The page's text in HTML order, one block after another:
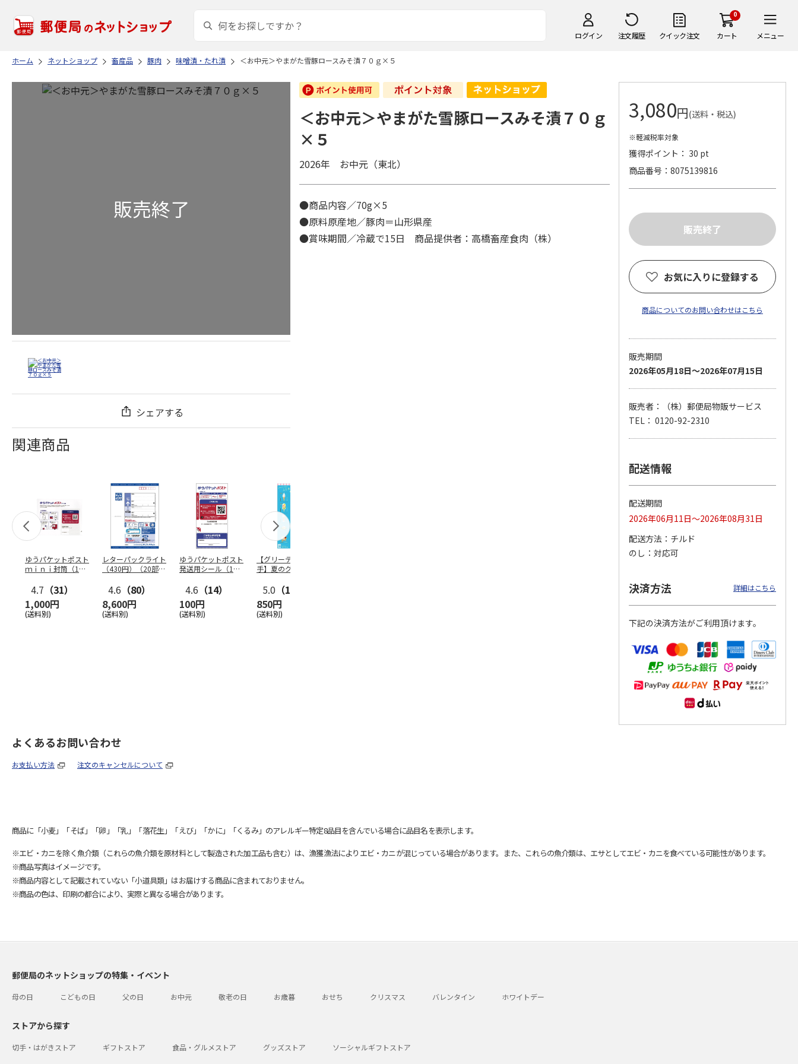
ログイン 注文履歴 クイック注文
0
カート メニュー
ホーム ネットショップ 畜産品 豚肉 味噌漬・たれ漬 ＜お中元＞やまがた雪豚ロースみそ漬７０ｇ×５
シェアする
関連商品
ゆうパケットポスト
ｍｉｎｉ封筒（1個
4.7 （31）
1,000円
(送料別)
レターパックライト
（430円）（20部セ
4.6 （80）
8,600円
(送料別)
ゆうパケットポスト
発送用シール（1個
4.6 （14）
100円
(送料別)
【グリーティング切
手】夏のグリーティ
5.0 （10）
850円
(送料別)
【グリーティング切
円…
4.8（11）
5,500円
4.6（7）
11,000円
＜お中元＞やまがた雪豚ロースみそ漬７０ｇ
×５
2026年 お中元（東北）
●商品内容／70g×5
●原料原産地／豚肉＝山形県産
●賞味期間／冷蔵で15日 商品提供者：高橋畜産食肉（株）
3,080円(送料・税込)
※軽減税率対象
獲得ポイント： 30 pt
商品番号
8075139816
お気に入りに登録する
商品についてのお問い合わせはこちら
販売期間
2026年05月18日～2026年07月15日
販売者：（株）郵便局物販サービス
TEL： 0120-92-2310
配送情報
配送期間
2026年06月11日～2026年08月31日
配送方法
チルド
のし
対応可
決済方法 詳細はこちら
下記の決済方法がご利用頂けます。
よくあるお問い合わせ
お支払い方法 注文のキャンセルについて
商品に「小麦」「そば」「卵」「乳」「落花生」「えび」「かに」「くるみ」のアレルギー特定8品目を含んでいる場合に品目名を表示します。
※エビ・カニを除く魚介類（これらの魚介類を原材料として製造された加工品も含む）は、漁獲漁法によりエビ・カニが混じっている場合があります。また、これらの魚介類は、エサとしてエビ・カニを食べている可能性があります。
※商品写真はイメージです。
※商品内容として記載されていない「小道具類」はお届けする商品に含まれておりません。
※商品の色は、印刷の都合により、実際と異なる場合があります。
郵便局のネットショップの特集・イベント
母の日 こどもの日 父の日 お中元 敬老の日 お歳暮 おせち クリスマス バレンタイン ホワイトデー
ストアから探す
切手・はがきストア ギフトストア 食品・グルメストア グッズストア ソーシャルギフトストア